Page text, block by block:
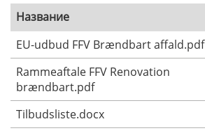
Название
EU-udbud FFV Brændbart affald.pdf
Rammeaftale FFV Renovation
brændbart.pdf
Tilbudsliste.docx